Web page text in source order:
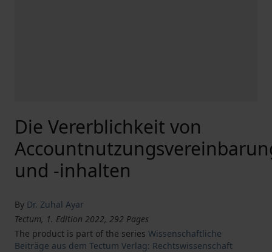
Die Vererblichkeit von
und -inhalten
By Dr. Zuhal Ayar
Tectum, 1. Edition 2022, 292 Pages
The product is part of the series Wissenschaftliche
Beiträge aus dem Tectum Verlag: Rechtswissenschaft